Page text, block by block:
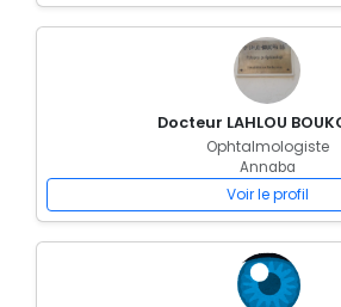
Docteur LAHLOU
Ophtalmologiste
Annaba
Voir le profil